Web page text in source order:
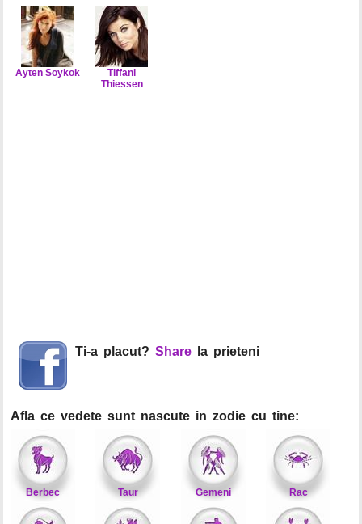
Ayten Soykok
Tiffani
Thiessen
Ti-a placut? Share la prieteni
Afla ce vedete sunt nascute in zodie cu tine:
Berbec Taur Gemeni Rac